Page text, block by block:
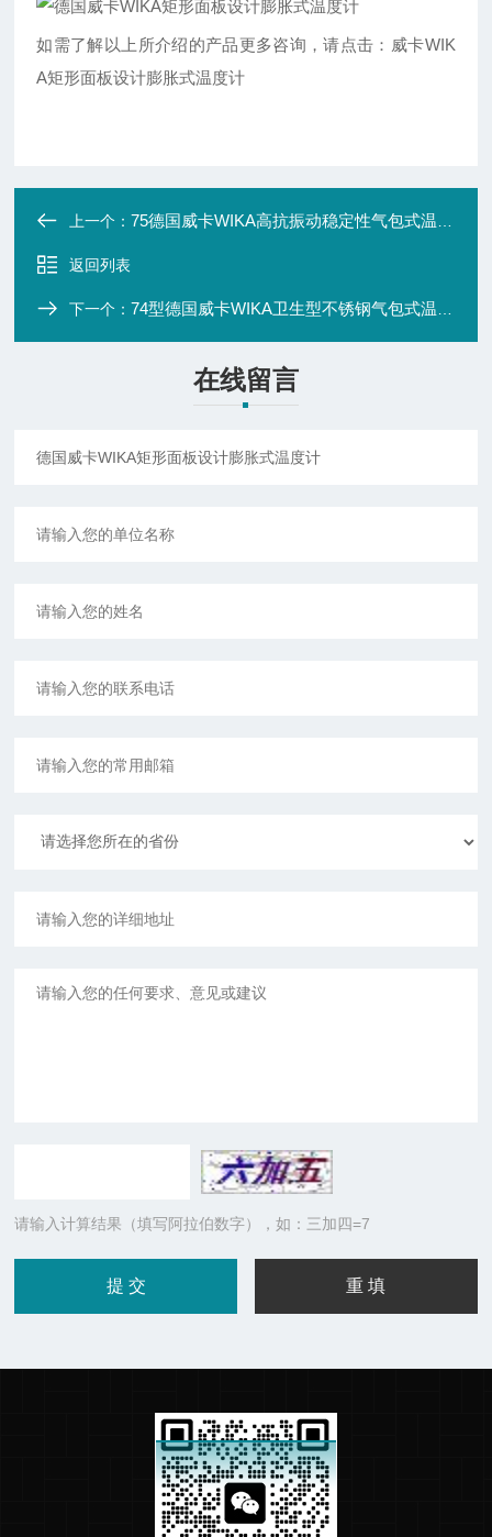
如需了解以上所介绍的产品更多咨询，请点击：威卡WIK
A矩形面板设计膨胀式温度计
上一个：75德国威卡WIKA高抗振动稳定性气包式温度计
返回列表
下一个：74型德国威卡WIKA卫生型不锈钢气包式温度计
在线留言
请输入计算结果（填写阿拉伯数字），如：三加四=7